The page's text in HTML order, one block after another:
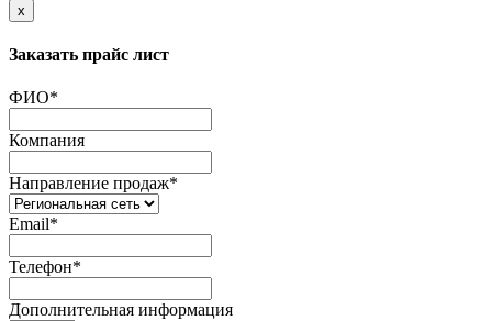
x
Заказать прайс лист
ФИО*
Компания
Направление продаж*
Email*
Телефон*
Дополнительная информация